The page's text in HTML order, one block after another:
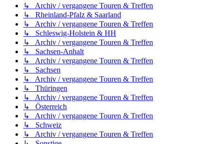
↳ Archiv / vergangene Touren & Treffen
↳ Rheinland-Pfalz & Saarland
↳ Archiv / vergangene Touren & Treffen
↳ Schleswig-Holstein & HH
↳ Archiv / vergangene Touren & Treffen
↳ Sachsen-Anhalt
↳ Archiv / vergangene Touren & Treffen
↳ Sachsen
↳ Archiv / vergangene Touren & Treffen
↳ Thüringen
↳ Archiv / vergangene Touren & Treffen
↳ Österreich
↳ Archiv / vergangene Touren & Treffen
↳ Schweiz
↳ Archiv / vergangene Touren & Treffen